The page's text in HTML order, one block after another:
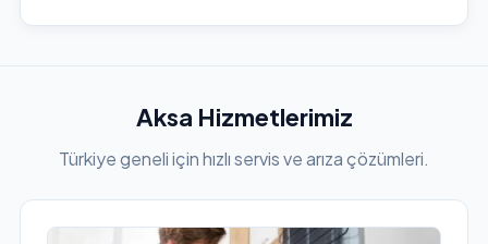
Aksa Hizmetlerimiz
Türkiye geneli için hızlı servis ve arıza çözümleri.